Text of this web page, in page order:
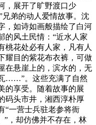
，展开了旷野渡口少
兄弟的动人爱情故事。沈
，如诗如画般描绘了白河
的风土民情：“近水人家
桃花处必有人家，凡有人
耀目的紫花布衣裤，可做
在悬崖上的，滨水的，无
……”。这些充满了自然
的享受。随着故事的展
码头市井，湘西淳朴厚
“一营士兵驻老参将衙
”，却仿佛并不存在，林